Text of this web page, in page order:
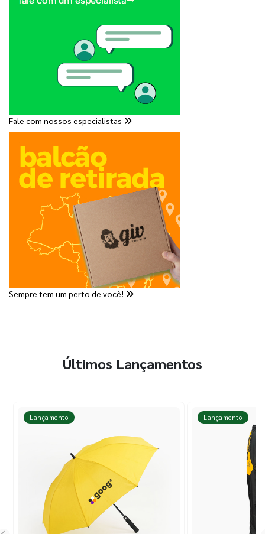
Fale com nossos especialistas
Sempre tem um perto de você!
Últimos Lançamentos
Lançamento Lançamento